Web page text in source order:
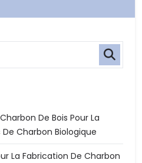
De Bois Pour La
Charbon Biologique
La Fabrication De Charbon